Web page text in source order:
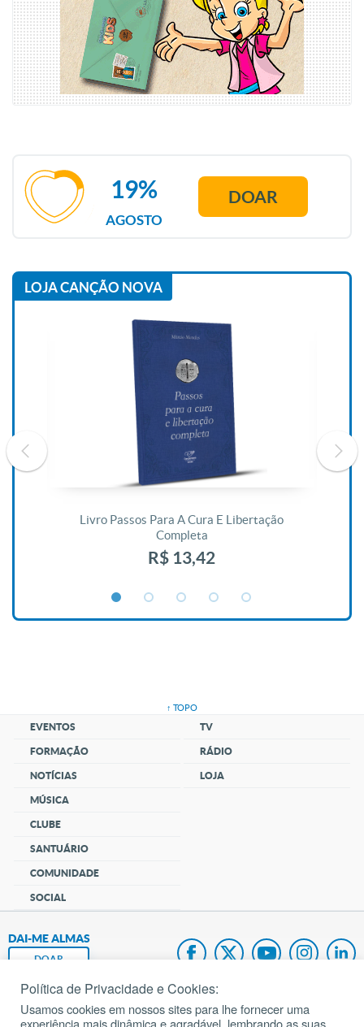
AGOSTO
19% DOAR
LOJA CANÇÃO NOVA
Livro Passos Para A Cura E Libertação
Completa
R$ 13,42
↑ TOPO
EVENTOS
FORMAÇÃO
NOTÍCIAS
MÚSICA
CLUBE
SANTUÁRIO
COMUNIDADE
SOCIAL
TV
RÁDIO
LOJA
DAI-ME ALMAS
DOAR
Fundação João Paulo II
Política de Privacidade e Cookies:
Usamos cookies em nossos sites para lhe fornecer uma
experiência mais dinâmica e agradável, lembrando as suas